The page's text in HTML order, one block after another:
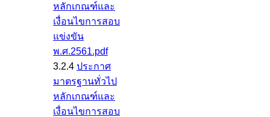
หลักเกณฑ์และ
เงื่อนไขการสอบ
แข่งขัน
พ.ศ.2561.pdf
3.2.4 ประกาศ
มาตรฐานทั่วไป
หลักเกณฑ์และ
เงื่อนไขการสอบ